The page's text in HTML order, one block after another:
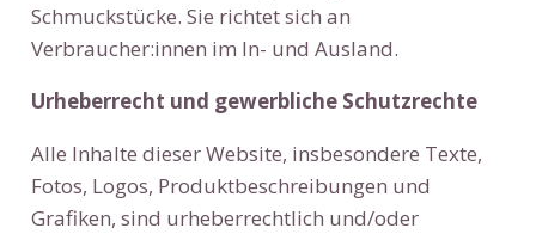
Schmuckstücke. Sie richtet sich an
Verbraucher:innen im In- und Ausland.
Urheberrecht und gewerbliche Schutzrechte
Alle Inhalte dieser Website, insbesondere Texte,
Fotos, Logos, Produktbeschreibungen und
Grafiken, sind urheberrechtlich und/oder